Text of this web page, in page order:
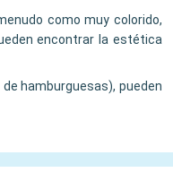
como muy colorido,
encontrar la estética
hamburguesas), pueden